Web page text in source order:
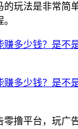
的玩法是非常简
撸平台，玩广